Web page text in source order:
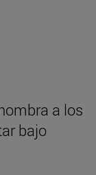
a los
bajo